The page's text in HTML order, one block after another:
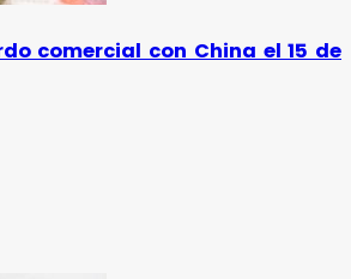
comercial con China el 15 de